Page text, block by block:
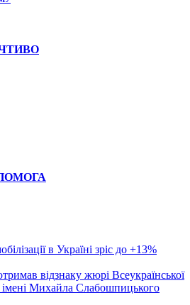
в Україні зріс до +13%
відзнаку жюрі Всеукраїнської
імені Михайла Слабошпицького